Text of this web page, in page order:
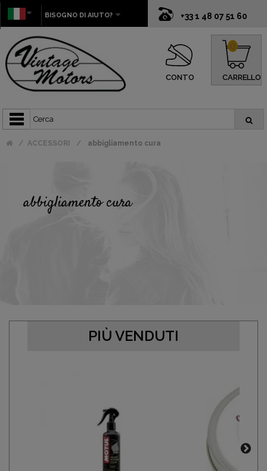
+33 1 48 07 51 60
BISOGNO DI AIUTO?
CONTO CARRELLO
0
ACCESSORI abbigliamento cura
abbigliamento cura
PIÙ VENDUTI